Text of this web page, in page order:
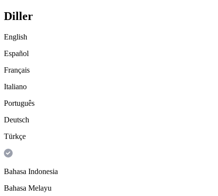
Diller
English
Español
Français
Italiano
Português
Deutsch
Türkçe
Bahasa Indonesia
Bahasa Melayu